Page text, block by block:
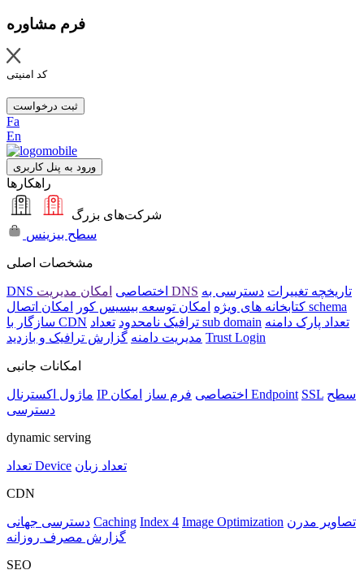
فرم مشاوره
کد امنیتی
ثبت درخواست
Fa
En
ورود به پنل کاربری
راهکارها
شرکت‌های بزرگ
سطح بیزینس
مشخصات اصلی
DNS اختصاصی امکان مدیریت DNS تاریخچه تغییرات دسترسی به
کتابخانه های ویژه امکان توسعه بیسیس کور
امکان اتصال schema
سازگار با CDN
ترافیک نامحدود تعداد sub domain تعداد پارک دامنه
مدیریت دامنه گزارش ترافیک و بازدید Trust Login
امکانات جانبی
ماژول اکسترنال IP اختصاصی فرم ساز امکان Endpoint SSL سطح
دسترسی
dynamic serving
تعداد Device تعداد زبان
CDN
دسترسی جهانی Caching Index 4 Image Optimization تصاویر مدرن
گزارش مصرف روزانه
SEO